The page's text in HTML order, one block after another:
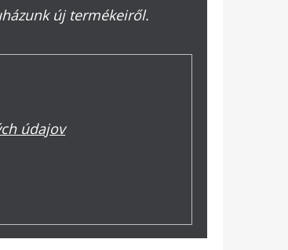
új termékeiről.
údajov